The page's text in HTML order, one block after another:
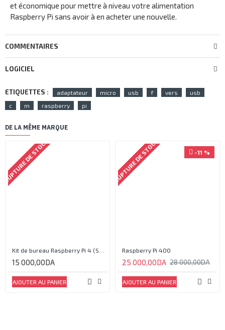
et économique pour mettre à niveau votre alimentation
Raspberry Pi sans avoir à en acheter une nouvelle.
COMMENTAIRES
LOGICIEL
ETIQUETTES : adaptateur micro usb f vers
usb
c
m raspberry pi
DE LA MÊME MARQUE
RUPTURE DE STOCK
15 000,00DA
AJOUTER AU PANIER
-11 %
RUPTURE DE STOCK
Raspberry Pi 400
25 000,00DA 28 000,00DA
AJOUTER AU PANIER